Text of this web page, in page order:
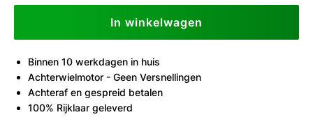
In winkelwagen
Binnen 10 werkdagen in huis
Achterwielmotor - Geen Versnellingen
Achteraf en gespreid betalen
100% Rijklaar geleverd